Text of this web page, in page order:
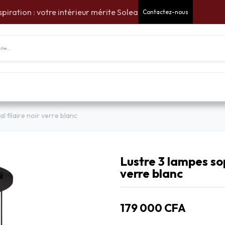
: votre intérieur mérite Solea Contactez-nous
filaire noir verre blanc
Lustre 3 lampes
verre blanc
179 000 CFA